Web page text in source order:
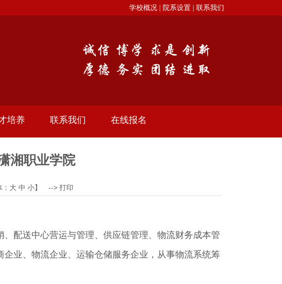
学校概况 | 院系设置 | 联系我们
培养 联系我们 在线报名
湘职业学院
大 中 小】 --> 打印
配送中心营运与管理、供应链管理、物流财务成本管
业、物流企业、运输仓储服务企业，从事物流系统筹